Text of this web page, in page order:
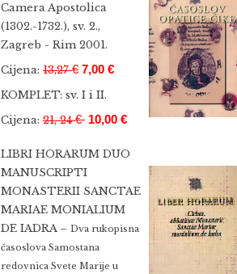
Camera Apostolica
(1302.-1732.), sv. 2.,
Zagreb - Rim 2001.
Cijena: 13,27€ 7,00 €
KOMPLET: sv. I i II.
Cijena: 21, 24€ 10,00 €
LIBRI HORARUM DUO
MANUSCRIPTI
MONASTERII SANCTAE
MARIAE MONIALIUM
DE IADRA – Dva rukopisna
časoslova Samostana
redovnica Svete Marije u